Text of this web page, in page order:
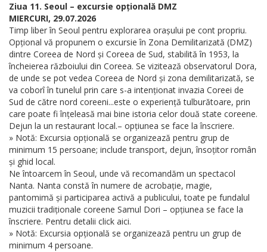
Ziua 11. Seoul – excursie opțională DMZ
MIERCURI, 29.07.2026
Timp liber în Seoul pentru explorarea orașului pe cont propriu.
Opțional vă propunem o excursie în Zona Demilitarizată (DMZ)
dintre Coreea de Nord și Coreea de Sud, stabilită în 1953, la
încheierea războiului din Coreea. Se vizitează observatorul Dora,
de unde se pot vedea Coreea de Nord și zona demilitarizată, se
va coborî în tunelul prin care s-a intenționat invazia Coreei de
Sud de către nord coreeni...este o experiență tulburătoare, prin
care poate fi înțeleasă mai bine istoria celor două state coreene.
Dejun la un restaurant local.– opțiunea se face la înscriere.
» Notă: Excursia opțională se organizează pentru grup de
minimum 15 persoane; include transport, dejun, însoțitor român
și ghid local.
Ne întoarcem în Seoul, unde vă recomandăm un spectacol
Nanta. Nanta constă în numere de acrobație, magie,
pantomimă și participarea activă a publicului, toate pe fundalul
muzicii tradiționale coreene Samul Dori – opțiunea se face la
înscriere. Pentru detalii click aici.
» Notă: Excursia opțională se organizează pentru un grup de
minimum 4 persoane.